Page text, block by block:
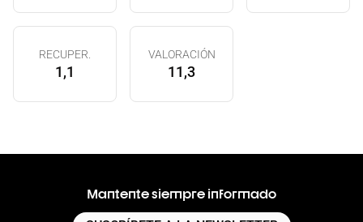
RECUPER.
1,1
VALORACIÓN
11,3
Mantente siempre informado